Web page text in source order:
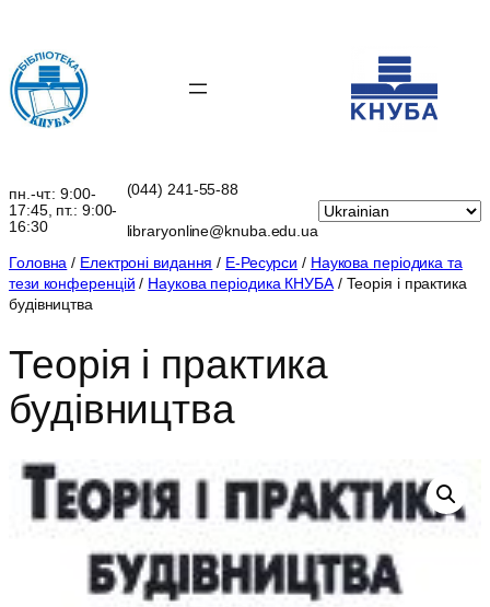
вмісту
пн.-чт.: 9:00-
17:45, пт.: 9:00-
16:30
(044) 241-55-88
libraryonline@knuba.edu.ua
Головна / Електроні видання / Е-Ресурси / Наукова періодика та
тези конференцій / Наукова періодика КНУБА/ Теорія і практика
будівництва
Теорія і практика
будівництва